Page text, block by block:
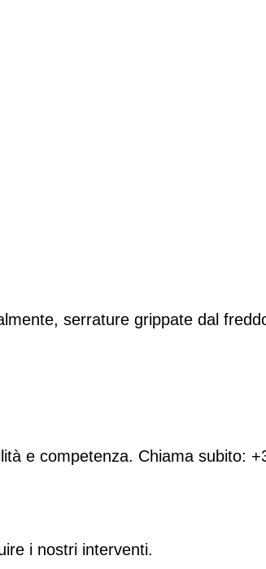
serrature grippate dal
e competenza. Chiama subito:
i nostri interventi.